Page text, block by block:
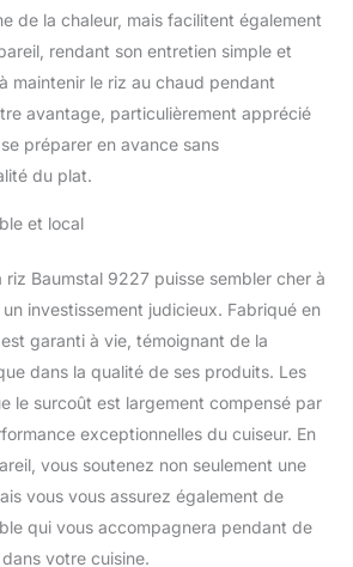
de la chaleur, mais facilitent également
rendant son entretien simple et
maintenir le riz au chaud pendant
avantage, particulièrement apprécié
préparer en avance sans
du plat.
et local
riz Baumstal 9227 puisse sembler cher à
un investissement judicieux. Fabriqué en
garanti à vie, témoignant de la
dans la qualité de ses produits. Les
le surcoût est largement compensé par
exceptionnelles du cuiseur. En
vous soutenez non seulement une
vous vous assurez également de
qui vous accompagnera pendant de
votre cuisine.